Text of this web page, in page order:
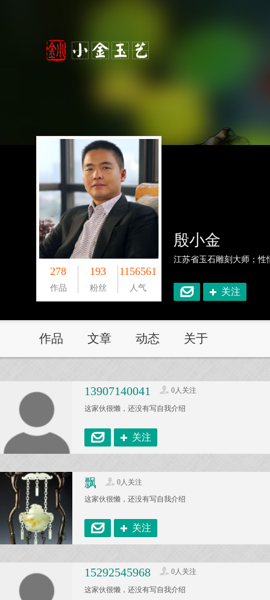
278
作品
193
粉丝
1156561
人气
殷小金
江苏省玉石雕刻大师；性
关注
作品 文章 动态 关于
13907140041 0人关注
这家伙很懒，还没有写自我介绍
关注
飘
0人关注
这家伙很懒，还没有写自我介绍
关注
15292545968 0人关注
这家伙很懒，还没有写自我介绍